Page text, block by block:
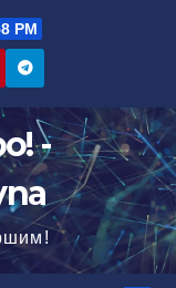
PM
-